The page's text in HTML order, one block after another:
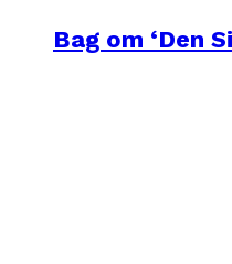
Bag om ‘Den